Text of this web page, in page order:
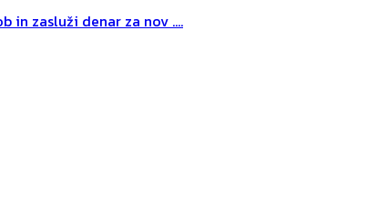
zasluži denar za nov ....